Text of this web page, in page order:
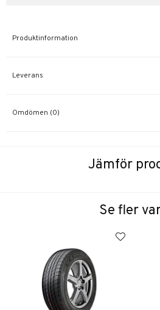
Produktinformation
Leverans
Omdömen (0)
Jämför
Se fler